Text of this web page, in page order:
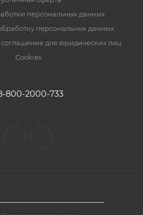
персональных данных
персональных данных
соглашение для юридических лиц
Cookies
800-2000-733